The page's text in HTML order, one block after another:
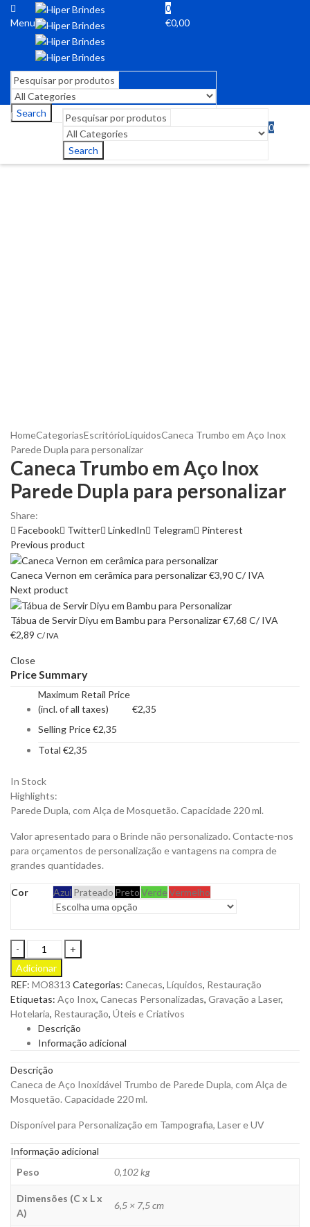
Menu
0
€0,00
Search
Search
0
HomeCategoriasEscritórioLíquidosCaneca Trumbo em Aço Inox
Parede Dupla para personalizar
Caneca Trumbo em Aço Inox
Parede Dupla para personalizar
Share:
Facebook
Twitter LinkedIn Telegram
Pinterest
Previous product
Caneca Vernon em cerâmica para personalizar€3,90C/ IVA
Next product
Tábua de Servir Diyu em Bambu para Personalizar€7,68 C/ IVA
€2,89 C/ IVA
Close
Price Summary
Maximum Retail Price
(incl. of all taxes)
€2,35
Selling Price€2,35
Total €2,35
In Stock
Highlights:
Parede Dupla, com Alça de Mosquetão. Capacidade 220 ml.
Valor apresentado para o Brinde não personalizado. Contacte-nos
para orçamentos de personalização e vantagens na compra de
grandes quantidades.
Cor Azul Prateado PretoVerdeVermelho
Caneca
Trumbo
em
Aço
Inox
Parede
Dupla
para
quantity
Adicionar
REF: MO8313 Categorias: Canecas, Líquidos, Restauração
Etiquetas: Aço Inox, Canecas Personalizadas, Gravação a Laser,
Hotelaria, Restauração, Úteis e Criativos
Descrição
Informação adicional
Descrição
Caneca de Aço Inoxidável Trumbo de Parede Dupla, com Alça de
Mosquetão. Capacidade 220 ml.
Disponível para Personalização em Tampografia, Laser e UV
Informação adicional
Peso
0,102 kg
Dimensões (C x L x
A)
6,5 × 7,5 cm